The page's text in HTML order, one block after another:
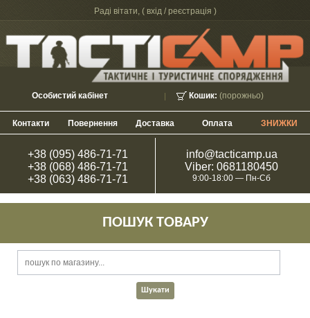
Раді вітати, ( вхід / реєстрація )
Кошик: (порожньо)
Особистий кабінет
Контакти Повернення Доставка Оплата ЗНИЖКИ
+38 (095) 486-71-71
+38 (068) 486-71-71
+38 (063) 486-71-71
info@tacticamp.ua
Viber: 0681180450
9:00-18:00 — Пн-Сб
ПОШУК ТОВАРУ